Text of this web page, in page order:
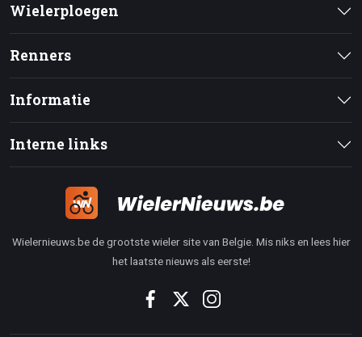
Wielerploegen
Renners
Informatie
Interne links
Wielernieuws.be de grootste wieler site van Belgie. Mis niks en lees hier
het laatste nieuws als eerste!